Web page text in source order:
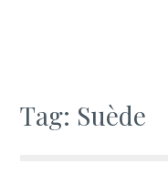
Tag: Suède